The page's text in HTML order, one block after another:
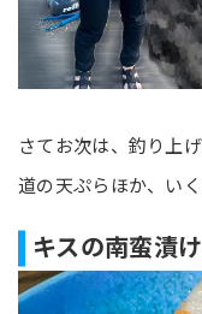
さてお次は、釣り上
道の天ぷらほか、い
キスの南蛮漬け